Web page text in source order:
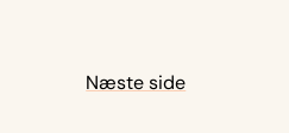
Næste side